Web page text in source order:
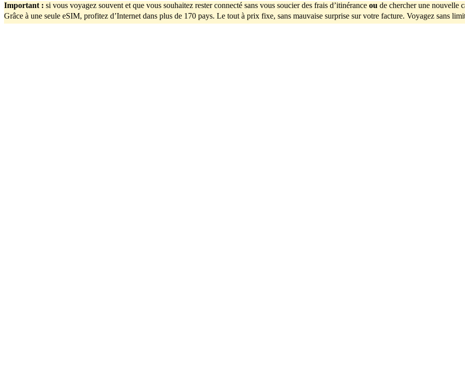
Important : si vous voyagez souvent et que vous souhaitez rester connecté sans vous soucier des frais d’itinérance ou de chercher une nouvelle
Grâce à une seule eSIM, profitez d’Internet dans plus de 170 pays. Le tout à prix fixe, sans mauvaise surprise sur votre facture. Voyagez sans